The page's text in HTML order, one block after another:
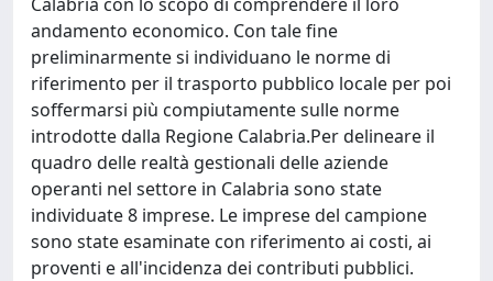
andamento economico. Con tale fine
preliminarmente si individuano le norme di
riferimento per il trasporto pubblico locale per poi
soffermarsi più compiutamente sulle norme
introdotte dalla Regione Calabria.Per delineare il
quadro delle realtà gestionali delle aziende
operanti nel settore in Calabria sono state
individuate 8 imprese. Le imprese del campione
sono state esaminate con riferimento ai costi, ai
proventi e all'incidenza dei contributi pubblici.